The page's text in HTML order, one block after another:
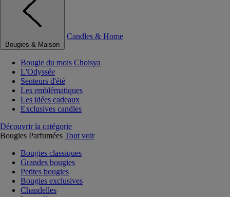
Bougies & Maison
Candles & Home
Bougie du mois Choisya
L'Odyssée
Senteurs d'été
Les emblématiques
Les idées cadeaux
Exclusives candles
Découvrir la catégorie
Bougies Parfumées Tout voir
Bougies classiques
Grandes bougies
Petites bougies
Bougies exclusives
Chandelles